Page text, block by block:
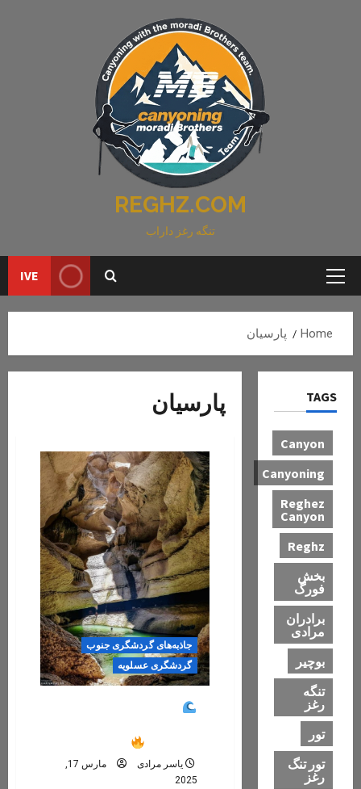
REGHZ.COM
تنگه رغز داراب
Primary
IVE
Home پارسیان
پارسیان
جاذبه‌های گردشگری جنوب
گردشگری عسلویه
یاسر مرادی
مارس 17,
2025
TAGS
Canyon
Canyoning
Reghez
Canyon
Reghz
بخش
فورگ
برادران
مرادی
بوچیر
تنگه
رغز
تور
تور تنگ
رغز